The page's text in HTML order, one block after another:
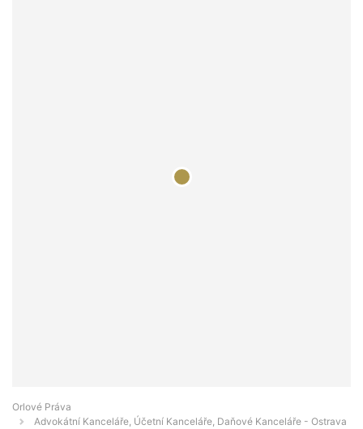
Orlové Práva
Advokátní Kanceláře, Účetní Kanceláře, Daňové Kanceláře - Ostrava